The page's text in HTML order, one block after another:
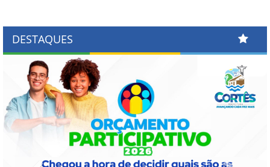
DESTAQUES